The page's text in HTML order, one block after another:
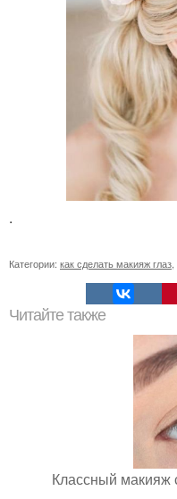
.
Категории: как сделать макияж глаз
Читайте также
Классный макияж